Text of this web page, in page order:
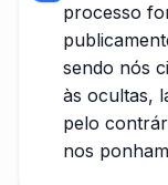
processo
sendo nós
às ocultas,
pelo
nos